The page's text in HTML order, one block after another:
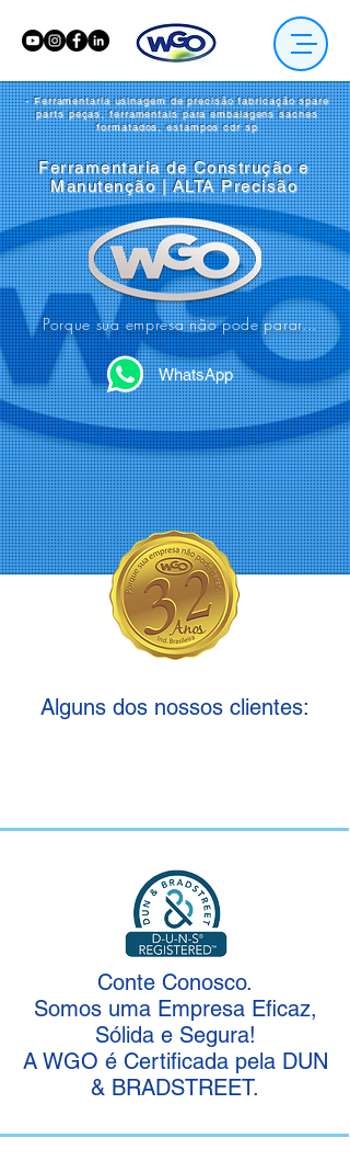
- Ferramentaria usinagem de precisão fabricação spare
parts peças, ferramentais para embalagens saches
formatados, estampos cdr sp
Ferramentaria de Construção e
Manutenção | ALTA Precisão
WhatsApp
Porque sua empresa não pode parar...
Alguns dos nossos clientes:
Conte Conosco.
Somos uma Empresa Eficaz,
Sólida e Segura!
A WGO é Certificada pela DUN
& BRADSTREET.